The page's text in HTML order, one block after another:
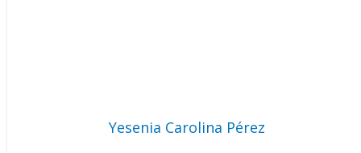
Yesenia Carolina Pérez